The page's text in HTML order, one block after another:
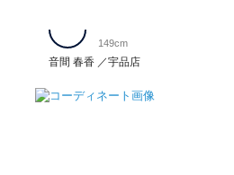
音間 春香 宇品店
149cm